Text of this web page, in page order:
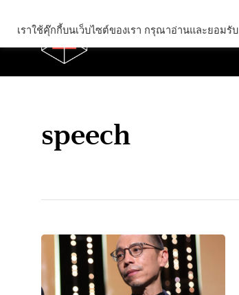
speech
เราใช้คุ๊กกี้บนเว็บไซต์ของเรา กรุณาอ่านและยอมรับ